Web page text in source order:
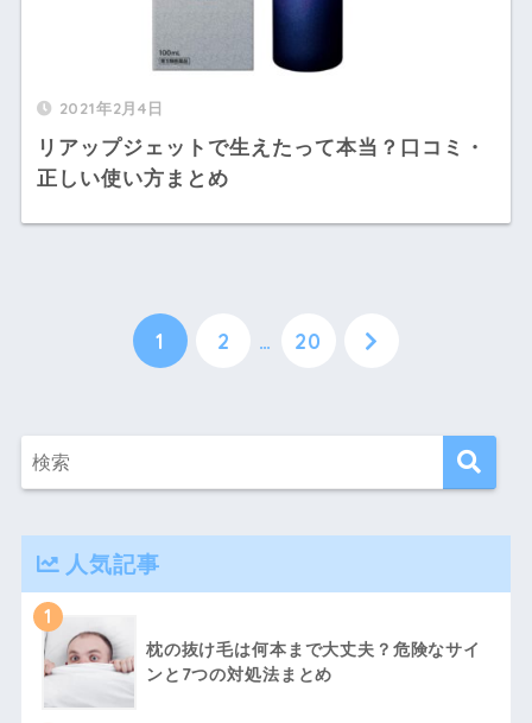
2021年2月4日
リアップジェットで生えたって本当？口コミ・
正しい使い方まとめ
1 2 … 20
人気記事
1
枕の抜け毛は何本まで大丈夫？危険なサイ
ンと7つの対処法まとめ